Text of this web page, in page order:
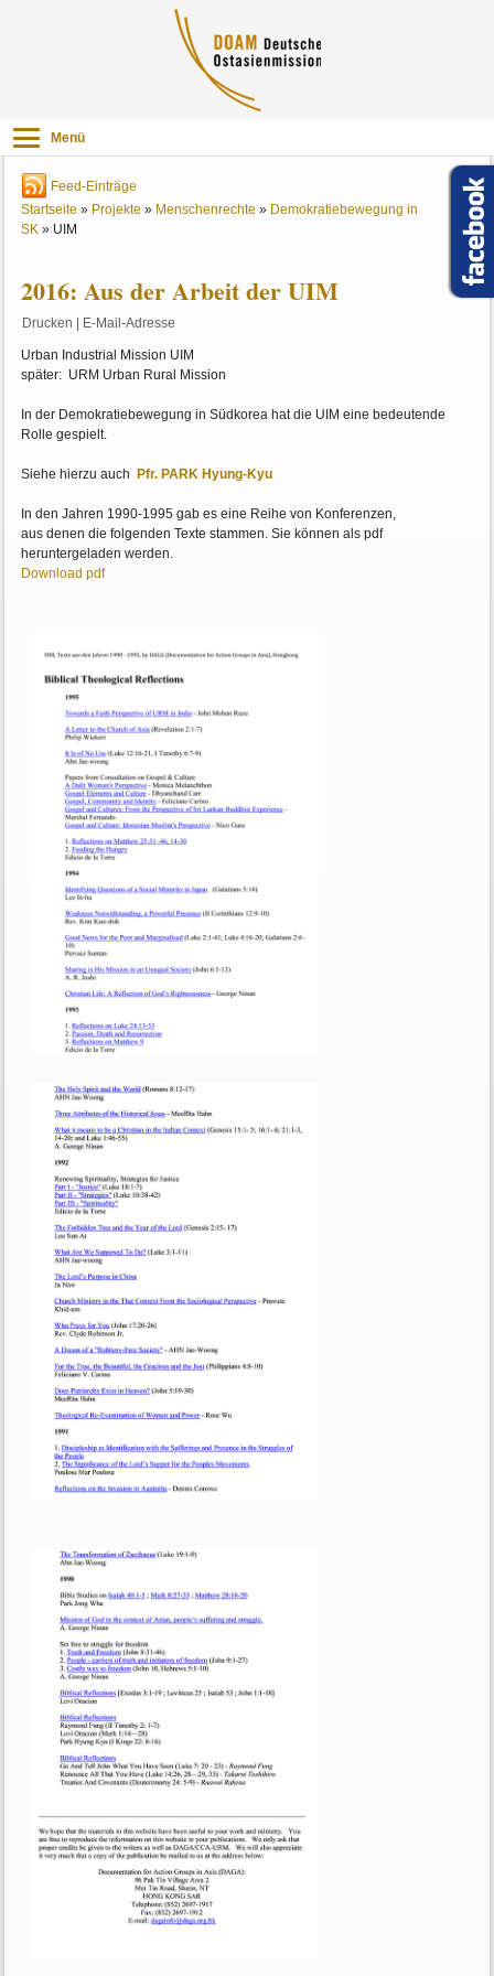
Menü
Feed-Einträge
Startseite » Projekte » Menschenrechte » Demokratiebewegung in
SK » UIM
2016: Aus der Arbeit der UIM
Drucken E-Mail-Adresse
Urban Industrial Mission UIM
später: URM Urban Rural Mission
In der Demokratiebewegung in Südkorea hat die UIM eine bedeutende
Rolle gespielt.
Siehe hierzu auch Pfr. PARK Hyung-Kyu
In den Jahren 1990-1995 gab es eine Reihe von Konferenzen,
aus denen die folgenden Texte stammen. Sie können als pdf
heruntergeladen werden.
Download pdf